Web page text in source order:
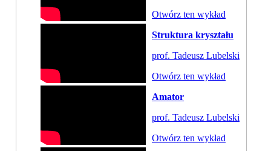
Otwórz ten wykład
Struktura kryształu
prof. Tadeusz Lubelski
Otwórz ten wykład
Amator
prof. Tadeusz Lubelski
Otwórz ten wykład